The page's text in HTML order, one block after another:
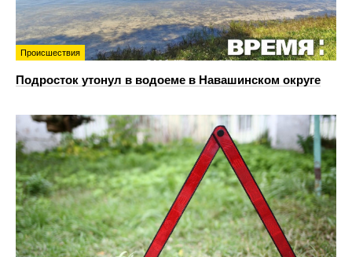
Происшествия
Подросток утонул в водоеме в Навашинском округе